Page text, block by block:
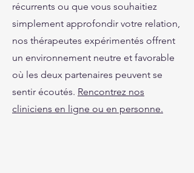
récurrents ou que vous souhaitiez
simplement approfondir votre relation,
nos thérapeutes expérimentés offrent
un environnement neutre et favorable
où les deux partenaires peuvent se
sentir écoutés. Rencontrez nos
cliniciens en ligne ou en personne.